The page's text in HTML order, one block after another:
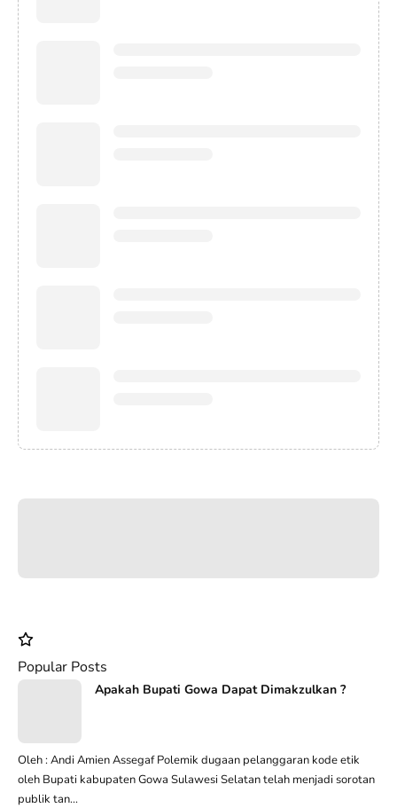
Popular Posts
Apakah Bupati Gowa Dapat Dimakzulkan ?
Oleh : Andi Amien Assegaf Polemik dugaan pelanggaran kode etik
oleh Bupati kabupaten Gowa Sulawesi Selatan telah menjadi sorotan
publik tan...